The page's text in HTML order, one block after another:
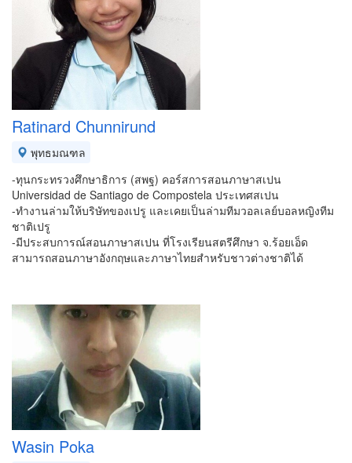
Ratinard Chunnirund
พุทธมณฑล
-ทุนกระทรวงศึกษาธิการ (สพฐ) คอร์สการสอนภาษาสเปน
Universidad de Santiago de Compostela ประเทศสเปน
-ทำงานล่ามให้บริษัทของเปรู และเคยเป็นล่ามทีมวอลเลย์บอลหญิงทีม
ชาติเปรู
-มีประสบการณ์สอนภาษาสเปน ที่โรงเรียนสตรีศึกษา จ.ร้อยเอ็ด
สามารถสอนภาษาอังกฤษและภาษาไทยสำหรับชาวต่างชาติได้
Wasin Poka